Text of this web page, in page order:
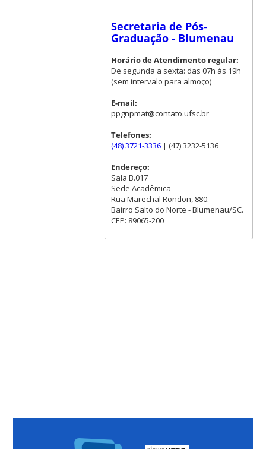
Secretaria de Pós-
Graduação - Blumenau
Horário de Atendimento regular:
De segunda a sexta: das 07h às 19h
(sem intervalo para almoço)
E-mail:
ppgnpmat@contato.ufsc.br
Telefones:
(48) 3721-3336| (47) 3232-5136
Endereço:
Sala B.017
Sede Acadêmica
Rua Marechal Rondon, 880.
Bairro Salto do Norte - Blumenau/SC.
CEP: 89065-200